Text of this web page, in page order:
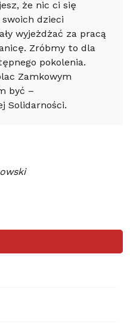
że nic ci się
dzieci
wyjeżdżać za pracą
Zróbmy to dla
pokolenia.
Zamkowym
być –
Solidarności.